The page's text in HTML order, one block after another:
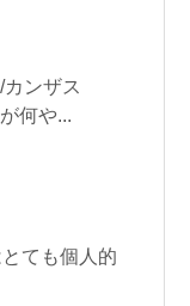
ンザス
何や...
ても個人的